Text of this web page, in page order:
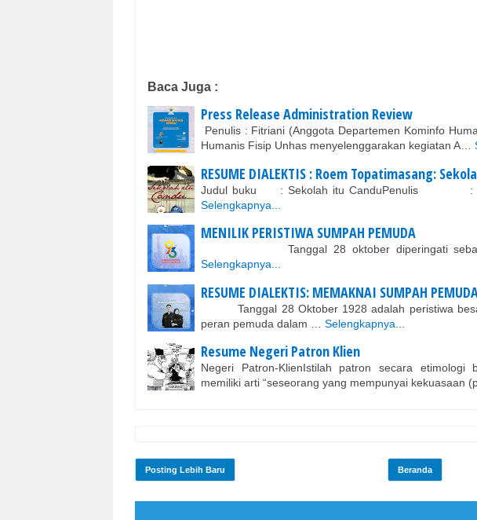
Baca Juga :
Press Release Administration Review
Penulis : Fitriani (Anggota Departemen Kominfo
Humanis Fisip Unhas menyelenggarakan kegiatan A…
RESUME DIALEKTIS : Roem Topatimasang:
Judul buku : Sekolah itu CanduPenulis :
Selengkapnya...
MENILIK PERISTIWA SUMPAH PEMUDA
Tanggal 28 oktober diperingati sebagai
Selengkapnya...
RESUME DIALEKTIS: MEMAKNAI SUMPAH
Tanggal 28 Oktober 1928 adalah peristiwa
peran pemuda dalam …
Selengkapnya...
Resume Negeri Patron Klien
Negeri Patron-KlienIstilah patron secara
memiliki arti “seseorang yang mempunyai kekuasaan
Posting Lebih Baru Beranda